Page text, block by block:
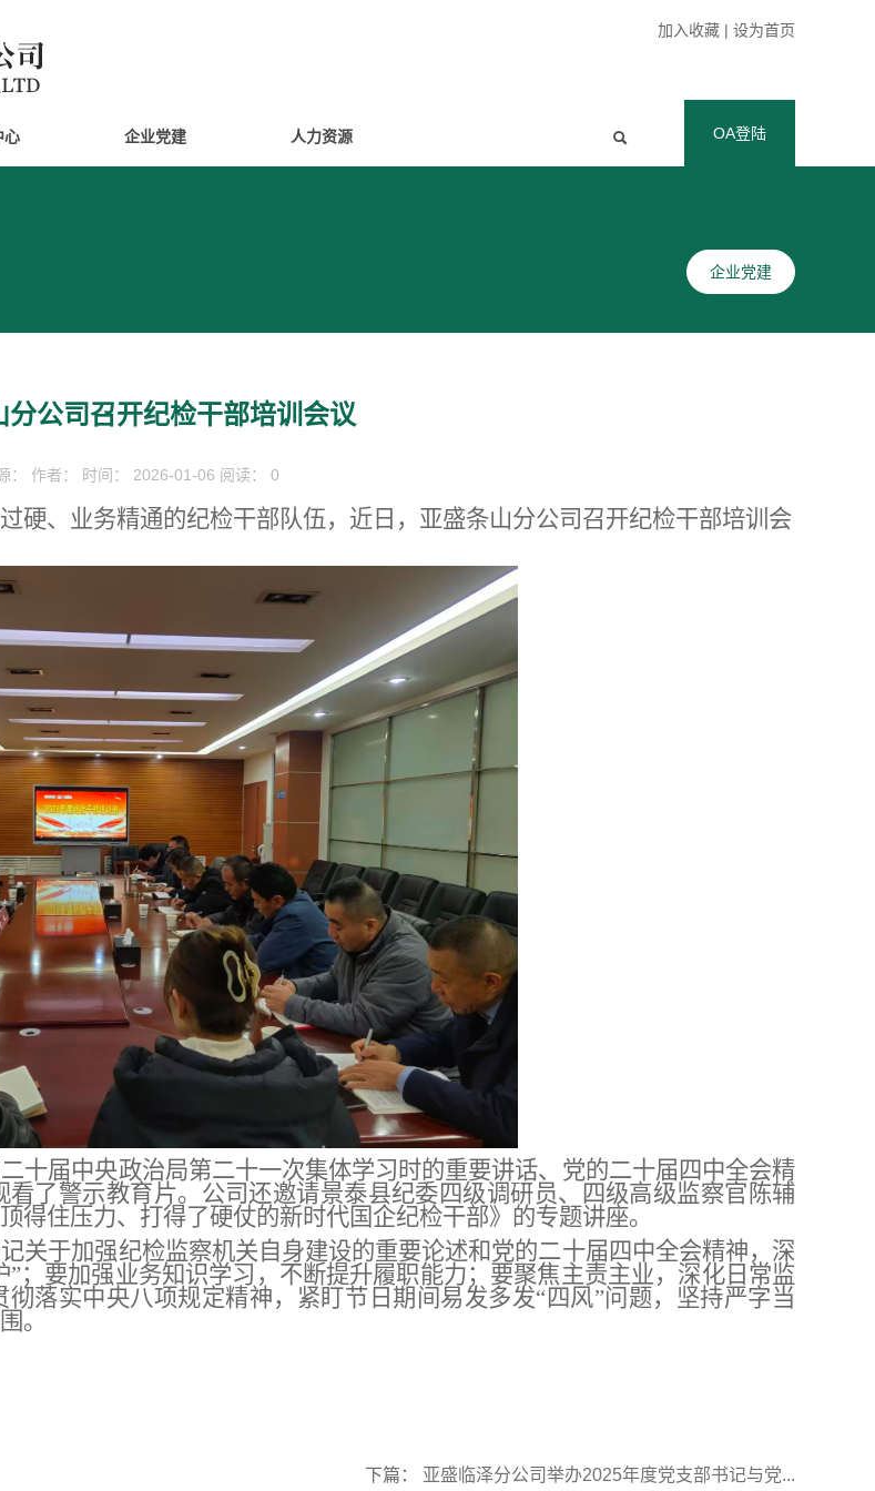
心 企业党建 人力资源 OA登陆
加入收藏 | 设为首页
企业党建
分公司召开纪检干部培训会议
： 作者： 时间： 2026-01-06 阅读： 0
硬、业务精通的纪检干部队伍，近日，亚盛条山分公司召开纪检干部培训会
十届中央政治局第二十一次集体学习时的重要讲话、党的二十届四中全会精
了警示教育片。公司还邀请景泰县纪委四级调研员、四级高级监察官陈辅
住压力、打得了硬仗的新时代国企纪检干部》的专题讲座。
关于加强纪检监察机关自身建设的重要论述和党的二十届四中全会精神，深
；要加强业务知识学习，不断提升履职能力；要聚焦主责主业，深化日常监
落实中央八项规定精神，紧盯节日期间易发多发“四风”问题，坚持严字当
。
下篇： 亚盛临泽分公司举办2025年度党支部书记与党...